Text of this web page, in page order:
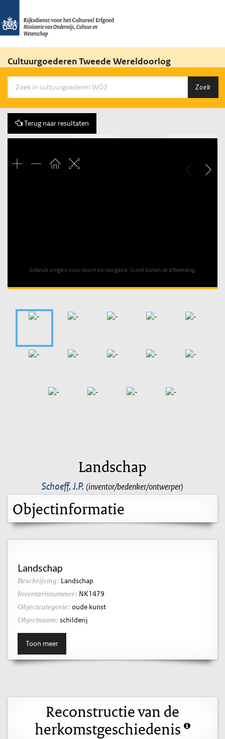
Cultuurgoederen Tweede Wereldoorlog
Zoek
Terug naar resultaten
Gebruik vingers voor zoom en navigatie. Scroll buiten de afbeelding.
Landschap
Schoeff, J.P. (inventor/bedenker/ontwerper)
Objectinformatie
Landschap
Beschrijving: Landschap
Inventarisnummer: NK1479
Objectcategorie: oude kunst
Objectnaam: schilderij
Toon meer
Reconstructie van de
herkomstgeschiedenis